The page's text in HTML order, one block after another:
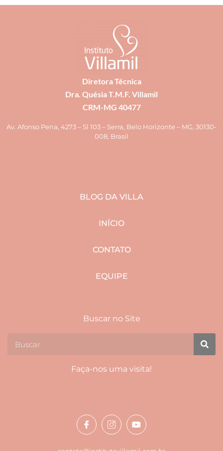
Diretora Técnica
Dra. Quésia T.M.F. Villamil
CRM-MG 40477
Av. Afonso Pena, 4273 – Sl 103 – Serra, Belo Horizonte – MG, 30130-
008, Brasil
BLOG DA VILLA
INÍCIO
CONTATO
EQUIPE
Buscar no Site
Faça-nos uma visita!